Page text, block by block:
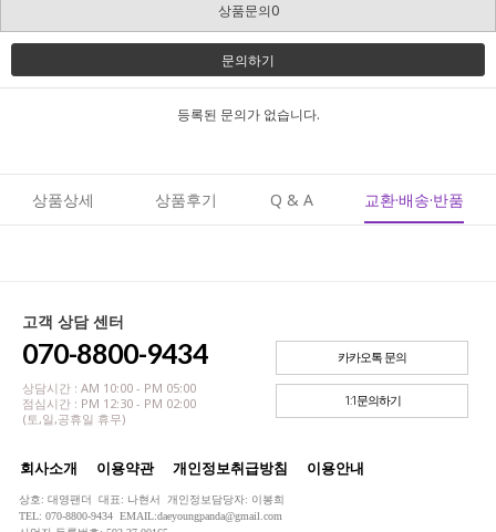
상품문의0
문의하기
등록된 문의가 없습니다.
상품상세 상품후기 Q & A 교환·배송·반품
고객 상담 센터
070-8800-9434
상담시간 : AM 10:00 - PM 05:00
점심시간 : PM 12:30 - PM 02:00
(토,일,공휴일 휴무)
카카오톡 문의
1:1문의하기
회사소개 이용약관 개인정보취급방침 이용안내
상호: 대영팬더 대표: 나현서 개인정보담당자: 이봉희
TEL: 070-8800-9434 EMAIL:daeyoungpanda@gmail.com